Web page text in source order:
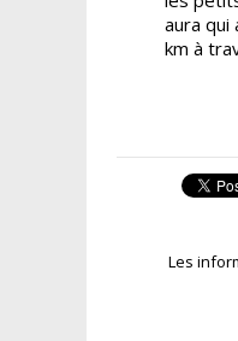
aura qui
km à
Les